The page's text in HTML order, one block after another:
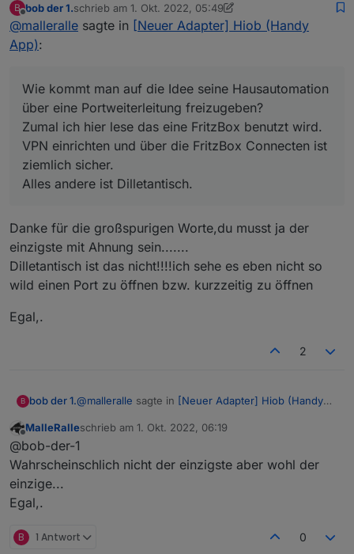
Zumal ich hier lese das eine FritzBox benutzt wird.
VPN einrichten und über die FritzBox Connecten ist
B
Offline
bob der 1.schrieb am 1. Okt. 2022, 05:49
zuletzt editiert von bob der 1.10. Jan. 2022, 19:32
@malleralle sagte in [Neuer Adapter] Hiob (Handy
App):
Wie kommt man auf die Idee seine Hausautomation
über eine Portweiterleitung freizugeben?
Zumal ich hier lese das eine FritzBox benutzt wird.
VPN einrichten und über die FritzBox Connecten ist
ziemlich sicher.
Alles andere ist Dilletantisch.
Danke für die großspurigen Worte,du musst ja der
einzigste mit Ahnung sein.......
Dilletantisch ist das nicht!!!!ich sehe es eben nicht so
wild einen Port zu öffnen bzw. kurzzeitig zu öffnen
Egal,.
2
B bob der 1.@malleralle sagte in [Neuer Adapter] Hiob (Handy
Hausautomation über eine Portweiterleitung
freizugeben?
Connecten ist ziemlich sicher.
Danke für die großspurigen Worte,du musst ja der
Offline
MalleRalleschrieb am 1. Okt. 2022, 06:19
zuletzt editiert von
@bob-der-1
Wahrscheinschlich nicht der einzigste aber wohl der
einzige...
Egal,.
B 1 Antwort 0